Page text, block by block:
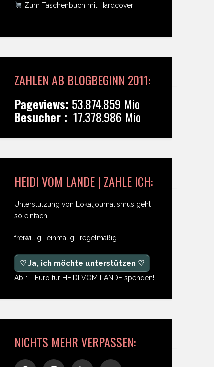
Zum Taschenbuch mit Hardcover
ZAHLEN AB BLOGBEGINN 2011:
Pageviews: 53.874.859 Mio
Besucher : 17.378.986 Mio
HEIDI VOM LANDE | ZAHLE ICH:
Unterstützung von Lokaljournalismus geht
so einfach:
freiwillig | einmalig | regelmäßig
♡ Ja, ich möchte unterstützen ♡
Ab 1,- Euro für HEIDI VOM LANDE spenden!
NICHTS MEHR VERPASSEN: